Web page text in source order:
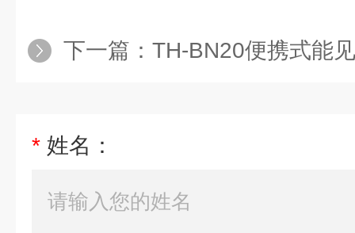
下一篇： TH-BN20便携式能
* 姓名：